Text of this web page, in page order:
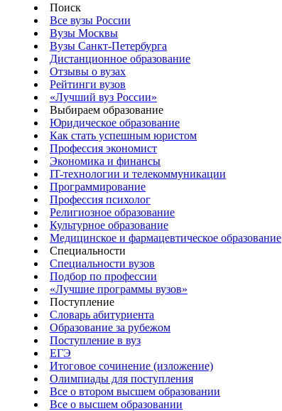
Поиск
Все вузы России
Вузы Москвы
Вузы Санкт-Петербурга
Дистанционное образование
Отзывы о вузах
Рейтинги вузов
«Лучший вуз России»
Выбираем образование
Юридическое образование
Как стать успешным юристом
Профессия экономист
Экономика и финансы
IT-технологии и телекоммуникации
Программирование
Профессия психолог
Религиозное образование
Культурное образование
Медицинское и фармацевтическое образование
Специальности
Специальности вузов
Подбор по профессии
«Лучшие программы вузов»
Поступление
Словарь абитуриента
Образование за рубежом
Поступление в вуз
ЕГЭ
Итоговое сочинение (изложение)
Олимпиады для поступления
Все о втором высшем образовании
Все о высшем образовании